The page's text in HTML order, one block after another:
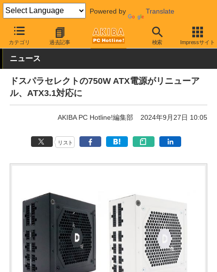
Powered by Translate
カテゴリ 過去記事 検索 Impressサイト
AKIBA PC Hotline! PCパーツ PC電源ユニット その他
ニュース
ドスパラセレクトの750W ATX電源がリニューア
ル、ATX3.1対応に
AKIBA PC Hotline!編集部 2024年9月27日 10:05
リスト